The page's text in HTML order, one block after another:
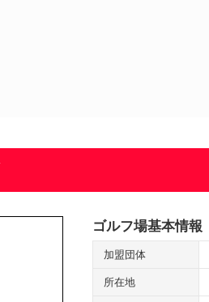
ゴルフ場基本情報
加盟団体
所在地